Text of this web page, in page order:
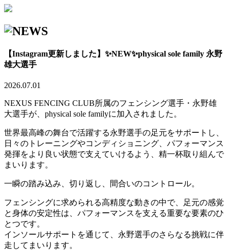
【Instagram更新しました】✨NEW✨physical sole family 永野
雄大選手
2026.07.01
NEXUS FENCING CLUB所属のフェンシング選手・永野雄
大選手が、physical sole familyに加入されました。
世界最高峰の舞台で活躍する永野選手の足元をサポートし、
日々のトレーニングやコンディショニング、パフォーマンス
発揮をより良い状態で支えていけるよう、精一杯取り組んで
まいります。
一瞬の踏み込み、切り返し、間合いのコントロール。
フェンシングに求められる高精度な動きの中で、足元の感覚
と身体の安定性は、パフォーマンスを支える重要な要素のひ
とつです。
インソールサポートを通じて、永野選手のさらなる挑戦に伴
走してまいります。